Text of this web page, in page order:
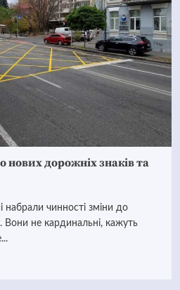
дорожніх знаків та
набрали чинності зміни до
не кардинальні, кажуть